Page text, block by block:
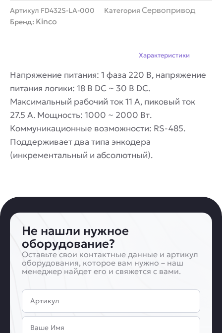
Артикул FD432S-LA-000 Категория Сервопривод
Бренд: Kinco
Характеристики
Напряжение питания: 1 фаза 220 В, напряжение
питания логики: 18 В DC ~ 30 В DC.
Максимальный рабочий ток 11 А, пиковый ток
27.5 А. Мощность: 1000 ~ 2000 Вт.
Коммуникационные возможности: RS-485.
Поддерживает два типа энкодера
(инкрементальный и абсолютный).
Не нашли нужное
оборудование?
Оставьте свои контактные данные и артикул
оборудования, которое вам нужно – наш
менеджер найдет его и свяжется с вами.
Артикул
Имя